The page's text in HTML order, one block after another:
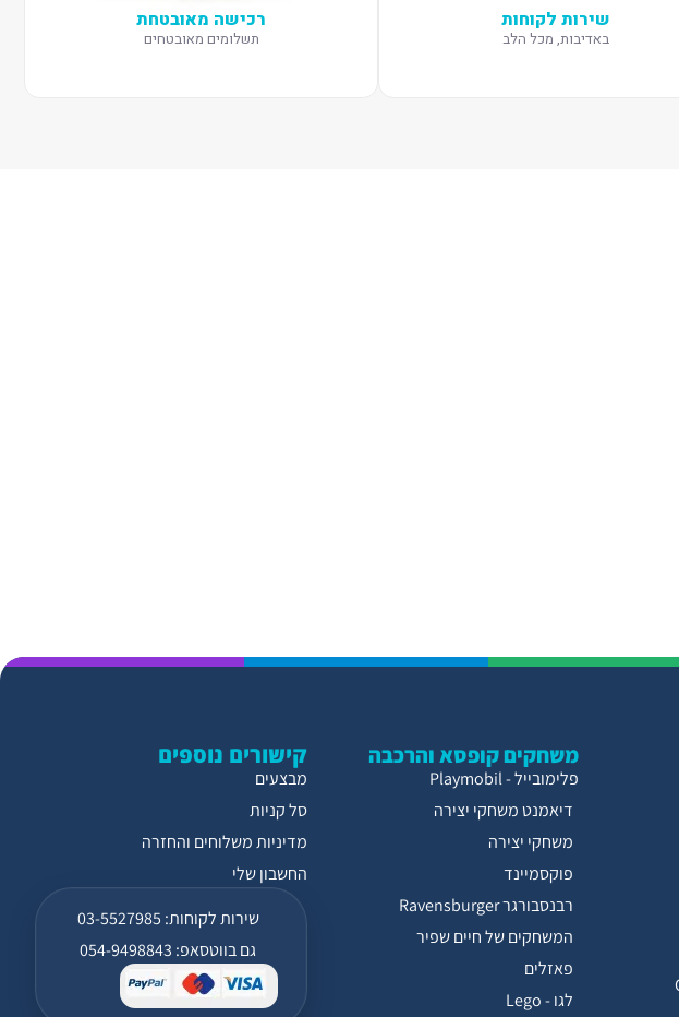
שירות לקוחות
באדיבות, מכל הלב
רכישה מאובטחת
תשלומים מאובטחים
קישורים נוספים
מבצעים
סל קניות
מדיניות משלוחים והחזרה
החשבון שלי
שירות לקוחות: 03-5527985
גם בווטסאפ: 054-9498843
משחקים קופסא והרכבה
פלימובייל - Playmobil
דיאמנט משחקי יצירה
משחקי יצירה
פוקסמיינד
רבנסבורגר Ravensburger
המשחקים של חיים שפיר
פאזלים
לגו - Lego